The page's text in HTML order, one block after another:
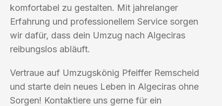
komfortabel zu gestalten. Mit jahrelanger
Erfahrung und professionellem Service sorgen
wir dafür, dass dein Umzug nach Algeciras
reibungslos abläuft.
Vertraue auf Umzugskönig Pfeiffer Remscheid
und starte dein neues Leben in Algeciras ohne
Sorgen! Kontaktiere uns gerne für ein